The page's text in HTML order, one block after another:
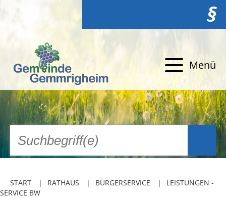
§
Menü
START RATHAUS BÜRGERSERVICE
LEISTUNGEN -
SERVICE BW